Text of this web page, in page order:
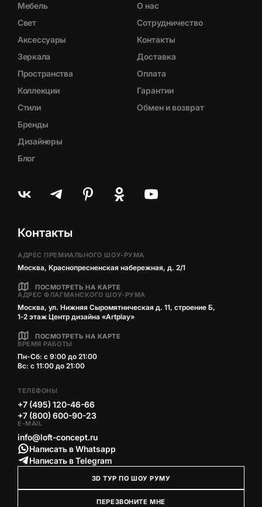
Мебель
Свет
Аксессуары
Зеркала
Пространства
Коллекции
Стили
Бренды
Дизайнеры
Блог
О нас
Сотрудничество
Контакты
Доставка
Оплата
Гарантии
Обмен и возврат
Контакты
АДРЕС ПРЕМИАЛЬНОГО ШОУ-РУМА
Москва, Краснопресненская набережная, д. 2/1
ПОСМОТРЕТЬ НА КАРТЕ
АДРЕС ФЛАГМАНСКОГО ШОУ-РУМА
Москва, ул. Нижняя Сыромятническая д. 11, строение Б,
1‑2 этаж Центр дизайна «Artplay»
ПОСМОТРЕТЬ НА КАРТЕ
ВРЕМЯ РАБОТЫ
Пн-Сб: с 9:00 до 21:00
Вс: с 11:00 до 21:00
ТЕЛЕФОНЫ
+7 (495) 120-46-66
+7 (800) 600-90-23
E-MAIL
info@loft-concept.ru
Написать в Whatsapp
Написать в Telegram
3D ТУР ПО ШОУ РУМУ
ПЕРЕЗВОНИТЕ МНЕ